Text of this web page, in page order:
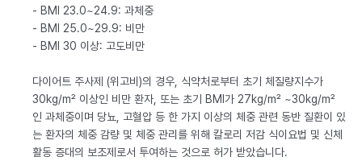
- BMI 23.0~24.9: 과체중
- BMI 25.0~29.9: 비만
- BMI 30 이상: 고도비만
다이어트 주사제 (위고비)의 경우, 식약처로부터 초기 체질량지수가
30kg/m² 이상인 비만 환자, 또는 초기 BMI가 27kg/m² ~30kg/m²
인 과체중이며 당뇨, 고혈압 등 한 가지 이상의 체중 관련 동반 질환이 있
는 환자의 체중 감량 및 체중 관리를 위해 칼로리 저감 식이요법 및 신체
활동 증대의 보조제로서 투여하는 것으로 허가 받았습니다.